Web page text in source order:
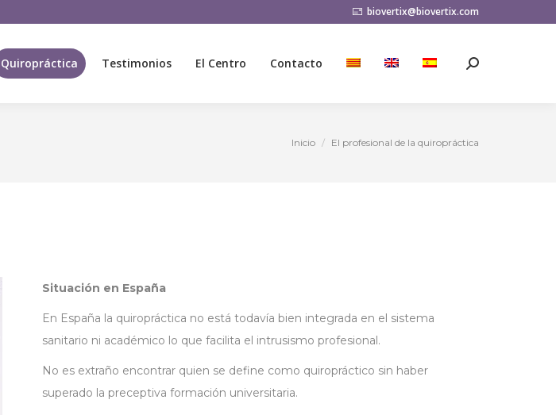
biovertix@biovertix.com
Quiropráctica Testimonios El Centro Contacto Buscar:
Estás aquí:
Inicio El profesional de la quiropráctica
Situación en España
En España la quiropráctica no está todavía bien integrada en el sistema
sanitario ni académico lo que facilita el intrusismo profesional.
No es extraño encontrar quien se define como quiropráctico sin haber
superado la preceptiva formación universitaria.
Quiropráctica Buscar: